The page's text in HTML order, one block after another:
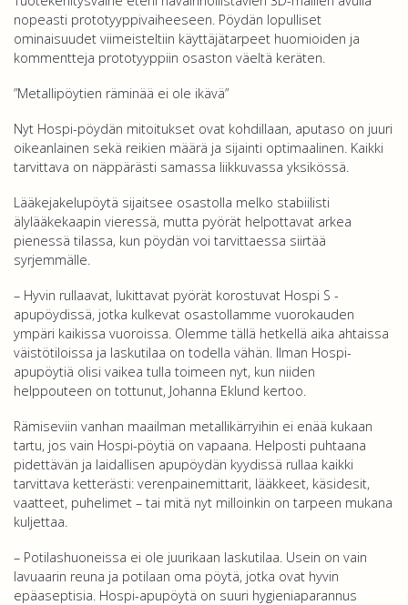
nopeasti prototyyppivaiheeseen. Pöydän lopulliset
ominaisuudet viimeisteltiin käyttäjätarpeet huomioiden ja
kommentteja prototyyppiin osaston väeltä keräten.
”Metallipöytien räminää ei ole ikävä”
Nyt Hospi-pöydän mitoitukset ovat kohdillaan, aputaso on juuri
oikeanlainen sekä reikien määrä ja sijainti optimaalinen. Kaikki
tarvittava on näppärästi samassa liikkuvassa yksikössä.
Lääkejakelupöytä sijaitsee osastolla melko stabiilisti
älylääkekaapin vieressä, mutta pyörät helpottavat arkea
pienessä tilassa, kun pöydän voi tarvittaessa siirtää
syrjemmälle.
– Hyvin rullaavat, lukittavat pyörät korostuvat Hospi S -
apupöydissä, jotka kulkevat osastollamme vuorokauden
ympäri kaikissa vuoroissa. Olemme tällä hetkellä aika ahtaissa
väistötiloissa ja laskutilaa on todella vähän. Ilman Hospi-
apupöytiä olisi vaikea tulla toimeen nyt, kun niiden
helppouteen on tottunut, Johanna Eklund kertoo.
Rämiseviin vanhan maailman metallikärryihin ei enää kukaan
tartu, jos vain Hospi-pöytiä on vapaana. Helposti puhtaana
pidettävän ja laidallisen apupöydän kyydissä rullaa kaikki
tarvittava ketterästi: verenpainemittarit, lääkkeet, käsidesit,
vaatteet, puhelimet – tai mitä nyt milloinkin on tarpeen mukana
kuljettaa.
– Potilashuoneissa ei ole juurikaan laskutilaa. Usein on vain
lavuaarin reuna ja potilaan oma pöytä, jotka ovat hyvin
epäaseptisia. Hospi-apupöytä on suuri hygieniaparannus